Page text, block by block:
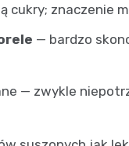
cukry; znaczenie
— bardzo
— zwykle